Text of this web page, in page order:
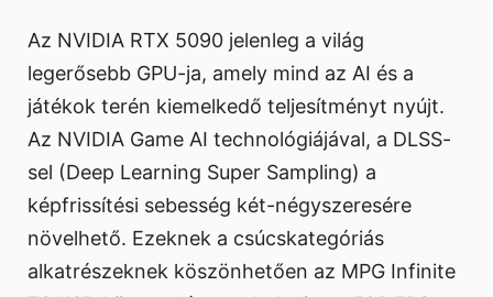
Az NVIDIA RTX 5090 jelenleg a világ
legerősebb GPU-ja, amely mind az AI és a
játékok terén kiemelkedő teljesítményt nyújt.
Az NVIDIA Game AI technológiájával, a DLSS-
sel (Deep Learning Super Sampling) a
képfrissítési sebesség két-négyszeresére
növelhető. Ezeknek a csúcskategóriás
alkatrészeknek köszönhetően az MPG Infinite